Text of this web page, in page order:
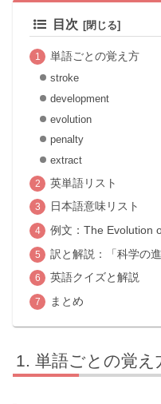
目次
単語ごとの覚え方
stroke
development
evolution
penalty
extract
英単語リスト
日本語意味リスト
例文：The Evolution
訳と解説：「科学の進
英語クイズと解説
まとめ
単語ごとの覚え